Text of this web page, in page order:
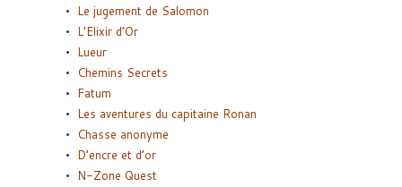
Le jugement de Salomon
L’Elixir d’Or
Lueur
Chemins Secrets
Fatum
Les aventures du capitaine Ronan
Chasse anonyme
D’encre et d’or
N-Zone Quest